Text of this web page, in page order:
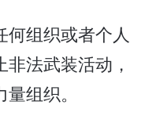
组织或者个人
法武装活动，
组织。